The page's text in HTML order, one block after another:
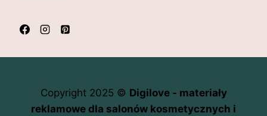
Copyright 2025 © Digilove - materiały
reklamowe dla salonów kosmetycznych i